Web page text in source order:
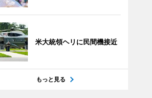
米大統領ヘリに民間機接近
もっと見る